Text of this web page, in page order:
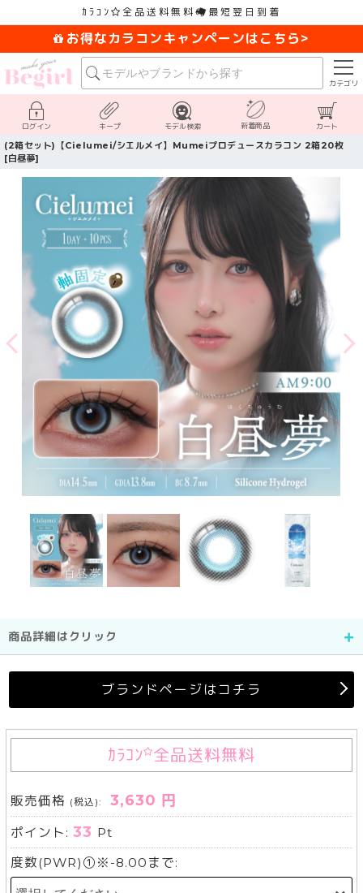
ｶﾗｺﾝ 全品送料無料 最短翌日到着
お得なカラコンキャンペーンはこちら>
カテゴリ
ログイン キープ モデル検索 新着商品 カート
(2箱セット)【Cielumei/シエルメイ】Mumeiプロデュースカラコン 2箱20枚
[白昼夢]
商品詳細はクリック
ブランドページはコチラ
ｶﾗｺﾝ 全品送料無料
販売価格 (税込): 3,630 円
ポイント:33 Pt
度数(PWR)①※-8.00まで: